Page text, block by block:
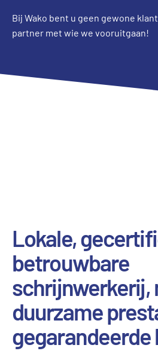
Bij Wako bent u geen gewone
partner met wie we vooruitgaan!
Lokale,
betrouwbare
schrijnwerkerij,
duurzame
gegarandeerde